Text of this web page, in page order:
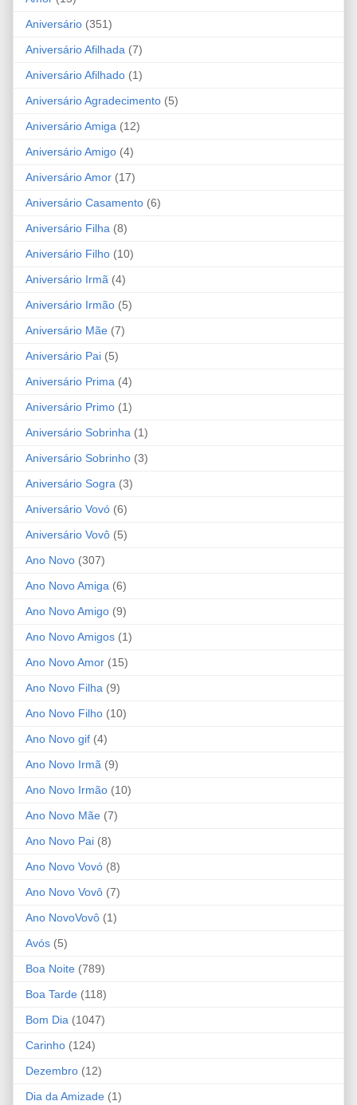
Aniversário (351)
Aniversário Afilhada (7)
Aniversário Afilhado (1)
Aniversário Agradecimento (5)
Aniversário Amiga (12)
Aniversário Amigo (4)
Aniversário Amor (17)
Aniversário Casamento (6)
Aniversário Filha (8)
Aniversário Filho (10)
Aniversário Irmã (4)
Aniversário Irmão (5)
Aniversário Mãe (7)
Aniversário Pai (5)
Aniversário Prima (4)
Aniversário Primo (1)
Aniversário Sobrinha (1)
Aniversário Sobrinho (3)
Aniversário Sogra (3)
Aniversário Vovó (6)
Aniversário Vovô (5)
Ano Novo (307)
Ano Novo Amiga (6)
Ano Novo Amigo (9)
Ano Novo Amigos (1)
Ano Novo Amor (15)
Ano Novo Filha (9)
Ano Novo Filho (10)
Ano Novo gif (4)
Ano Novo Irmã (9)
Ano Novo Irmão (10)
Ano Novo Mãe (7)
Ano Novo Pai (8)
Ano Novo Vovó (8)
Ano Novo Vovô (7)
Ano NovoVovô (1)
Avós (5)
Boa Noite (789)
Boa Tarde (118)
Bom Dia (1047)
Carinho (124)
Dezembro (12)
Dia da Amizade (1)